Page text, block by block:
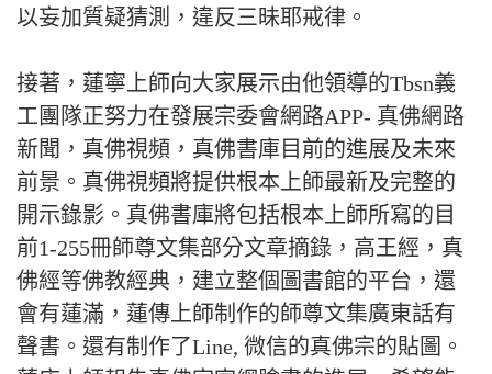
以妄加質疑猜測，違反三昧耶戒律。
接著，蓮寧上師向大家展示由他領導的Tbsn義
工團隊正努力在發展宗委會網路APP- 真佛網路
新聞，真佛視頻，真佛書庫目前的進展及未來
前景。真佛視頻將提供根本上師最新及完整的
開示錄影。真佛書庫將包括根本上師所寫的目
前1-255冊師尊文集部分文章摘錄，高王經，真
佛經等佛教經典，建立整個圖書館的平台，還
會有蓮滿，蓮傳上師制作的師尊文集廣東話有
聲書。還有制作了Line, 微信的真佛宗的貼圖。